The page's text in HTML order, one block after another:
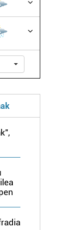
eta beren
egin
moduari
lehentasunak
ken dezakezu
cookie-
eta